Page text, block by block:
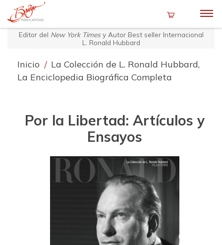
Editor del New York Timesy Autor Best seller Internacional
L. Ronald Hubbard
Inicio / La Colección de L. Ronald Hubbard,
La Enciclopedia Biográfica Completa
Por la Libertad: Artículos y
Ensayos